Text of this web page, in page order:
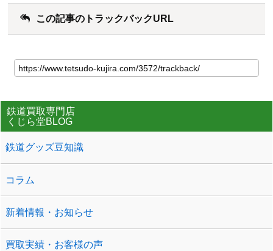
この記事のトラックバックURL
鉄道買取専門店
くじら堂BLOG
鉄道グッズ豆知識
コラム
新着情報・お知らせ
買取実績・お客様の声